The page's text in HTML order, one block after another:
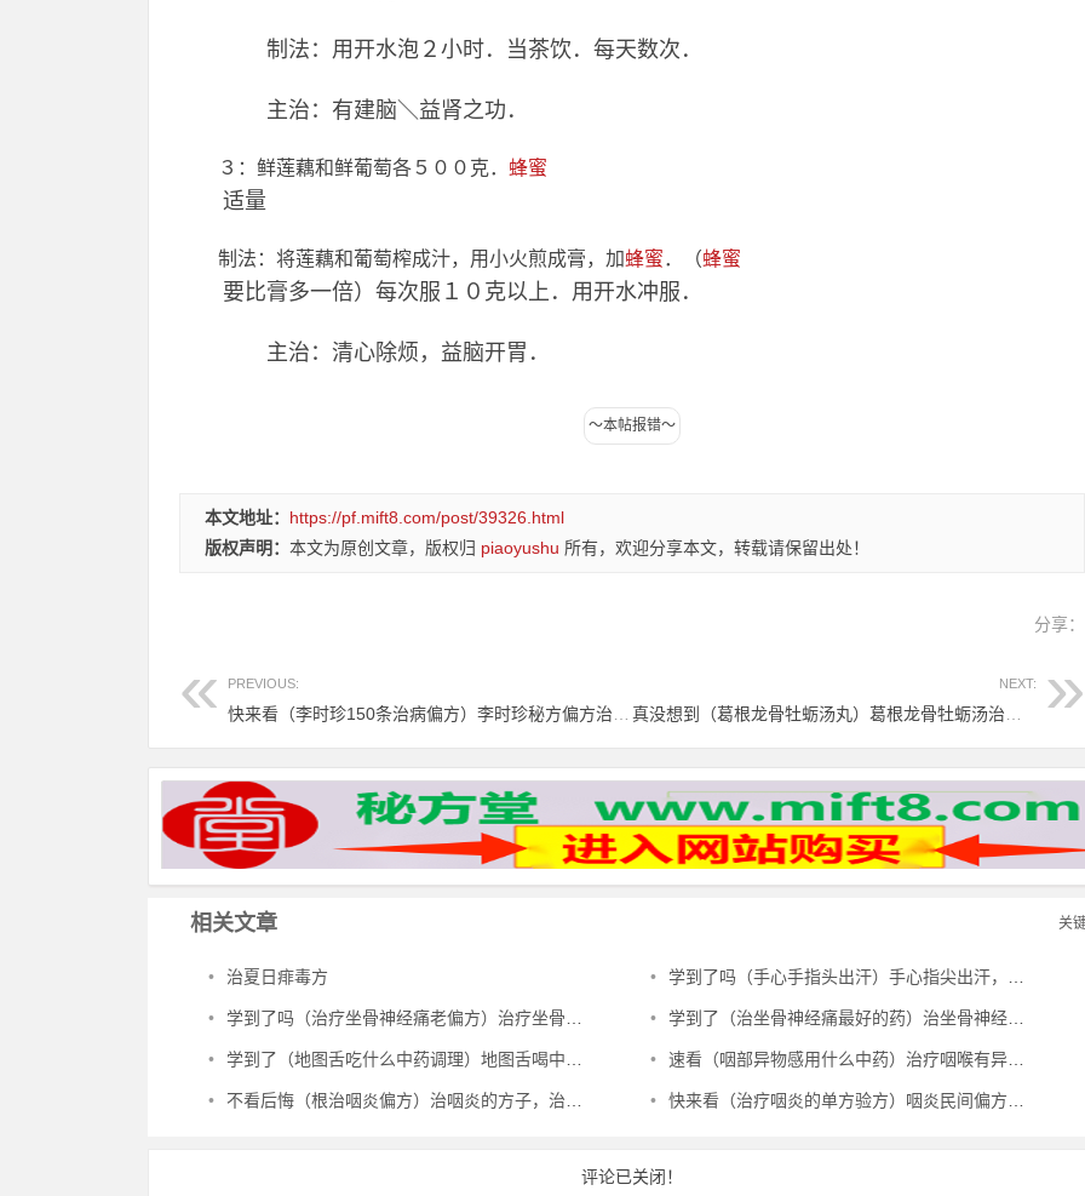
制法：用开水泡２小时．当茶饮．每天数次．
主治：有建脑＼益肾之功．
３：鲜莲藕和鲜葡萄各５００克． 蜂蜜
适量
制法：将莲藕和葡萄榨成汁，用小火煎成膏，加蜂蜜．（蜂蜜
要比膏多一倍）每次服１０克以上．用开水冲服．
主治：清心除烦，益脑开胃．
本文地址： https://pf.mift8.com/post/39326.html
版权声明： 本文为原创文章，版权归 piaoyushu 所有，欢迎分享本文，转载请保留出处！
分享：
PREVIOUS:
快来看（李时珍150条治病偏方）李时珍秘方偏方治百病，李时珍秘方治疗癫痫病，
NEXT:
真没想到（葛根龙骨牡蛎汤丸）葛根龙骨牡蛎汤治疗头晕有效吗，李时珍秘经治疗肝硬化腹水，
相关文章 关
• 治夏日痱毒方 • 学到了吗（手心手指头出汗）手心指尖出汗，治夏天手心出汗、暴皮、手指肚鼓胀偏方，
• 学到了吗（治疗坐骨神经痛老偏方）治疗坐骨神经痛民间偏方，治坐骨神经痛验方， • 学到了（治坐骨神经痛最好的药）治坐骨神经痛最好的中成药有哪些，治坐骨神经痛特效秘方，
• 学到了（地图舌吃什么中药调理）地图舌喝中药能治好吗，治地图舌偏方， • 速看（咽部异物感用什么中药）治疗咽喉有异物感最有效的中成药，治咽部有异物感验方，
• 不看后悔（根治咽炎偏方）治咽炎的方子，治咽炎秘方， • 快来看（治疗咽炎的单方验方）咽炎民间偏方奇效方，治咽炎民间验方，
评论已关闭！